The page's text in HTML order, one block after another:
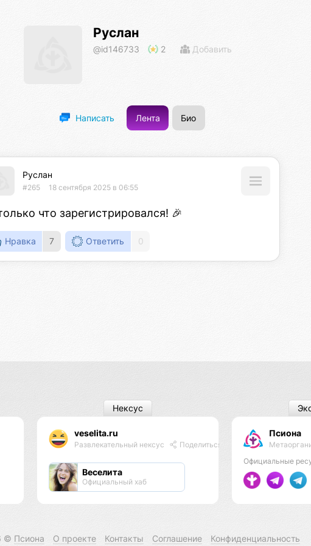
Руслан
@id146733 2 Добавить
Написать Лента Био
Руслан
#265 18 сентября 2025 в 06:55
что зарегистрировался! 🎉
Нравка 7 Ответить 0
veselita.ru
Развлекательный нексус Поделиться
Веселита
Официальный хаб
Нексус
Псиона
Официальные
© Псиона О проекте Контакты Соглашение Конфиденциальность